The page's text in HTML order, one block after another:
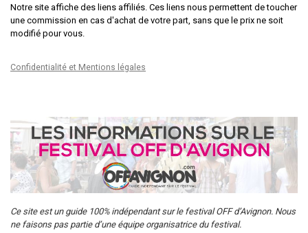
Notre site affiche des liens affiliés. Ces liens nous permettent de toucher
une commission en cas d'achat de votre part, sans que le prix ne soit
modifié pour vous.
Confidentialité et Mentions légales
Ce site est un guide 100% indépendant sur le festival OFF d’Avignon. Nous
ne faisons pas partie d’une équipe organisatrice du festival.